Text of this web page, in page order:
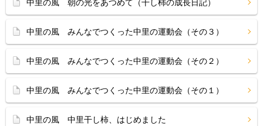
中里の風 朝の光をあつめて（干し柿の成長日記）
中里の風 みんなでつくった中里の運動会（その３）
中里の風 みんなでつくった中里の運動会（その２）
中里の風 みんなでつくった中里の運動会（その１）
中里の風 中里干し柿、はじめました